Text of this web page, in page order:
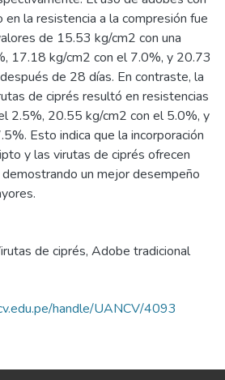
la resistencia a la compresión fue
de 15.53 kg/cm2 con una
17.18 kg/cm2 con el 7.0%, y 20.73
de 28 días. En contraste, la
de ciprés resultó en resistencias
2.5%, 20.55 kg/cm2 con el 5.0%, y
Esto indica que la incorporación
y las virutas de ciprés ofrecen
un mejor desempeño
de ciprés, Adobe tradicional
handle/UANCV/4093